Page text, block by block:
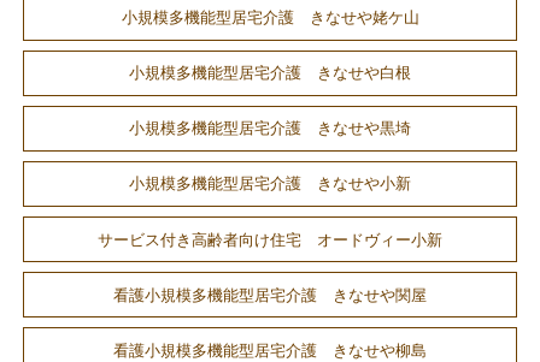
小規模多機能型居宅介護 きなせや姥ケ山
小規模多機能型居宅介護 きなせや白根
小規模多機能型居宅介護 きなせや黒埼
小規模多機能型居宅介護 きなせや小新
サービス付き高齢者向け住宅 オードヴィー小新
看護小規模多機能型居宅介護 きなせや関屋
看護小規模多機能型居宅介護 きなせや柳島